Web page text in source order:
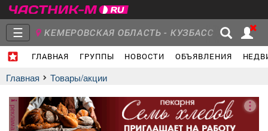
☰ КЕМЕРОВСКАЯ ОБЛАСТЬ - КУЗБАСС
ГЛАВНАЯ ГРУППЫ НОВОСТИ ОБЪЯВЛЕНИЯ
Главная
Главная Товары/акции
реклама